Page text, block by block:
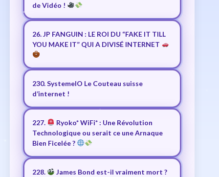
de Vidéo !
26. JP FANGUIN : LE ROI DU “FAKE IT TILL
YOU MAKE IT” QUI A DIVISÉ INTERNET
230. SystemeIO Le Couteau suisse
d’internet !
227.
Ryoko* WiFi* : Une Révolution
Technologique ou serait ce une Arnaque
Bien Ficelée ?
228.
James Bond est-il vraiment mort ?